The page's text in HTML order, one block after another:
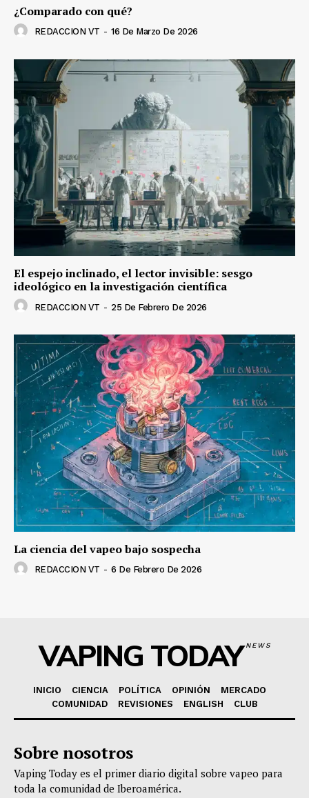
¿Comparado con qué?
REDACCION VT - 16 De Marzo De 2026
El espejo inclinado, el lector invisible: sesgo
ideológico en la investigación científica
REDACCION VT - 25 De Febrero De 2026
La ciencia del vapeo bajo sospecha
REDACCION VT - 6 De Febrero De 2026
VAPING TODAYNEWS
INICIO CIENCIA POLÍTICA OPINIÓN
MERCADO
COMUNIDAD
REVISIONES ENGLISH CLUB
Sobre nosotros
Vaping Today es el primer diario digital sobre vapeo para
toda la comunidad de Iberoamérica.